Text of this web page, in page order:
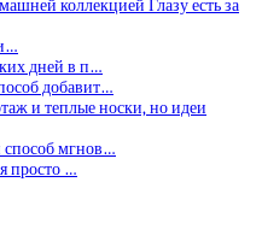
коллекцией Глазу есть за
дней в п…
добавит…
и теплые носки, но идеи
мгнов…
просто …